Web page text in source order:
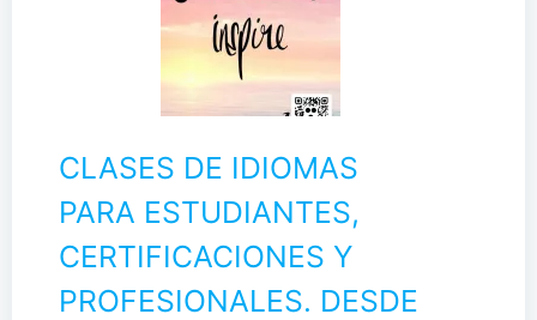
CLASES DE IDIOMAS
PARA ESTUDIANTES,
CERTIFICACIONES Y
PROFESIONALES. DESDE